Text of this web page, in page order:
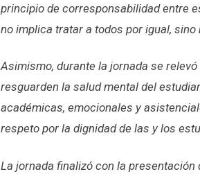
principio de corresponsabilidad entre
no implica tratar a todos por igual,
Asimismo, durante la jornada se
resguarden la salud mental del
académicas, emocionales y
respeto por la dignidad de las y los
La jornada finalizó con la